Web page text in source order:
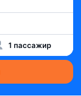
1 пассажир